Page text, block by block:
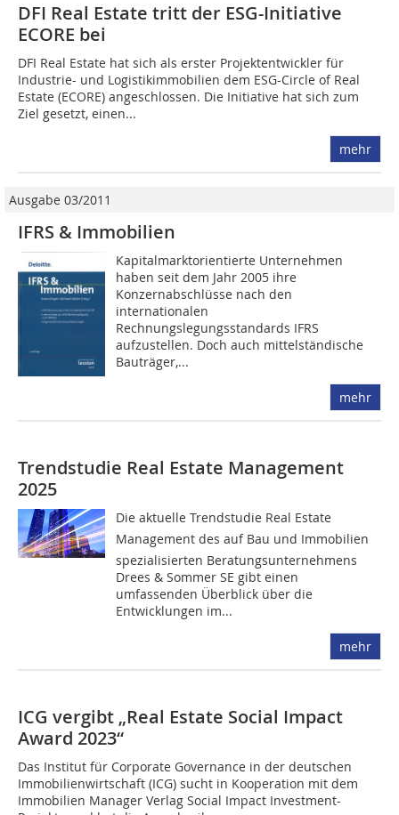
DFI Real Estate tritt der ESG-Initiative
ECORE bei
DFI Real Estate hat sich als erster Projektentwickler für
Industrie- und Logistikimmobilien dem ESG-Circle of Real
Estate (ECORE) angeschlossen. Die Initiative hat sich zum
Ziel gesetzt, einen...
mehr
Ausgabe 03/2011
IFRS & Immobilien
Kapitalmarktorientierte Unternehmen
haben seit dem Jahr 2005 ihre
Konzernabschlüsse nach den
internationalen
Rechnungslegungsstandards IFRS
aufzustellen. Doch auch mittelständische
Bauträger,...
mehr
Trendstudie Real Estate Management
2025
Die aktuelle Trendstudie Real Estate
Management des auf Bau und Immobilien
spezialisierten Beratungsunternehmens
Drees & Sommer SE gibt einen
umfassenden Überblick über die
Entwicklungen im...
mehr
ICG vergibt „Real Estate Social Impact
Award 2023“
Das Institut für Corporate Governance in der deutschen
Immobilienwirtschaft (ICG) sucht in Kooperation mit dem
Immobilien Manager Verlag Social Impact Investment-